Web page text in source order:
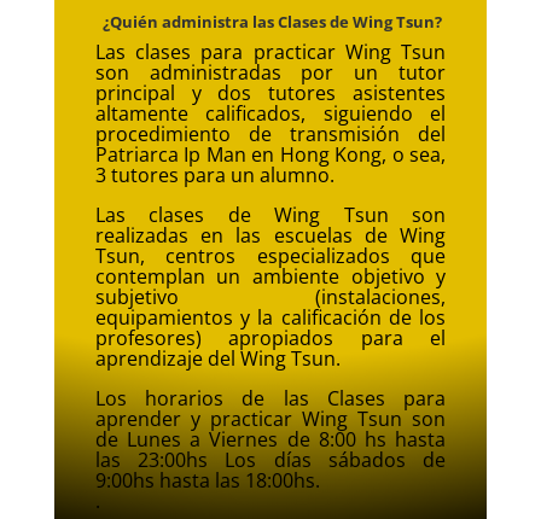
¿Quién administra las Clases de Wing Tsun?
Las clases para practicar Wing Tsun
son administradas por un tutor
principal y dos tutores asistentes
altamente calificados, siguiendo el
procedimiento de transmisión del
Patriarca Ip Man en Hong Kong, o sea,
3 tutores para un alumno.
Las clases de Wing Tsun son
realizadas en las escuelas de Wing
Tsun, centros especializados que
contemplan un ambiente objetivo y
subjetivo (instalaciones,
equipamientos y la calificación de los
profesores) apropiados para el
aprendizaje del Wing Tsun.
Los horarios de las Clases para
aprender y practicar Wing Tsun son
de Lunes a Viernes de 8:00 hs hasta
las 23:00hs Los días sábados de
9:00hs hasta las 18:00hs.
.